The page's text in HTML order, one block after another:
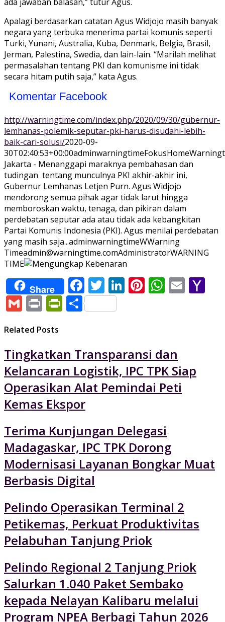
Apalagi berdasarkan catatan Agus Widjojo masih banyak
negara yang terbuka menerima partai komunis seperti
Turki, Yunani, Australia, Kuba, Denmark, Belgia, Brasil,
Jerman, Palestina, Swedia, dan lain-lain. “Marilah melihat
permasalahan tentang PKI dan komunisme ini tidak
secara hitam putih saja,” kata Agus.
Komentar Facebook
http://warningtime.com/index.php/2020/09/30/gubernur-
lemhanas-polemik-seputar-pki-harus-disudahi-lebih-
baik-cari-solusi/2020-09-
30T02:40:53+00:00adminwarningtimeFokusHome
Jakarta - Menanggapi maraknya pembahasan dan
tudingan tentang munculnya PKI akhir-akhir ini,
Gubernur Lemhanas Letjen Purn. Agus Widjojo
mendorong semua pihak agar tidak larut hingga
memboroskan waktu, tenaga, dan pikiran dalam
perdebatan seputar ada atau tidak ada kebangkitan
Partai Komunis Indonesia (PKI). Agus menilai perdebatan
yang masih saja...adminwarningtimeWWarning
Timeadmin@warningtime.comAdministratorWARNING
TIME
Share Facebook
Twitter
LinkedIn
Pinterest
Email
GmailPrintPrintFriendly
Share
Related Posts
Tingkatkan Transparansi dan
Kelancaran Logistik, IPC TPK Siap
Operasikan Alat Pemindai Peti
Kemas Ekspor
Terima Kunjungan Delegasi
Madagaskar, IPC TPK Dorong
Modernisasi Layanan Bongkar Muat
Berbasis Digital
Pelindo Operasikan Terminal 2
Petikemas, Perkuat Produktivitas
Pelabuhan Tanjung Priok
Pelindo Regional 2 Tanjung Priok
Salurkan 1.040 Paket Sembako
kepada Nelayan Kalibaru melalui
Program NPEA Berbagi Tahun 2026